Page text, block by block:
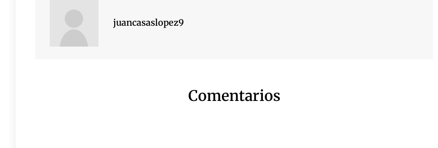
juancasaslopez9
Comentarios